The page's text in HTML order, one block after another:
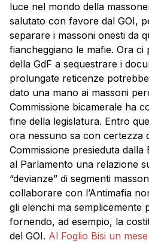
luce nel mondo della
salutato con favore dal GOI,
separare i massoni onesti da
fiancheggiano le mafie. Ora ci
della GdF a sequestrare i
prolungate reticenze
dato una mano ai massoni
Commissione bicamerale ha
fine della legislatura. Entro
ora nessuno sa con certezza
Commissione presieduta
al Parlamento una relazione
“devianze” di segmenti
collaborare con l’Antimafia
gli elenchi ma semplicemente
fornendo, ad esempio, la
del GOI. Al Foglio Bisi un